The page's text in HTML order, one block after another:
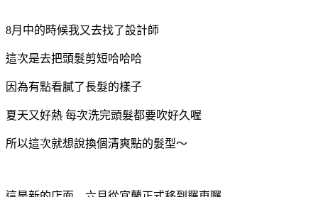
8月中的時候我又去找了設計師
這次是去把頭髮剪短哈哈哈
因為有點看膩了長髮的樣子
夏天又好熱 每次洗完頭髮都要吹好久喔
所以這次就想說換個清爽點的髮型～